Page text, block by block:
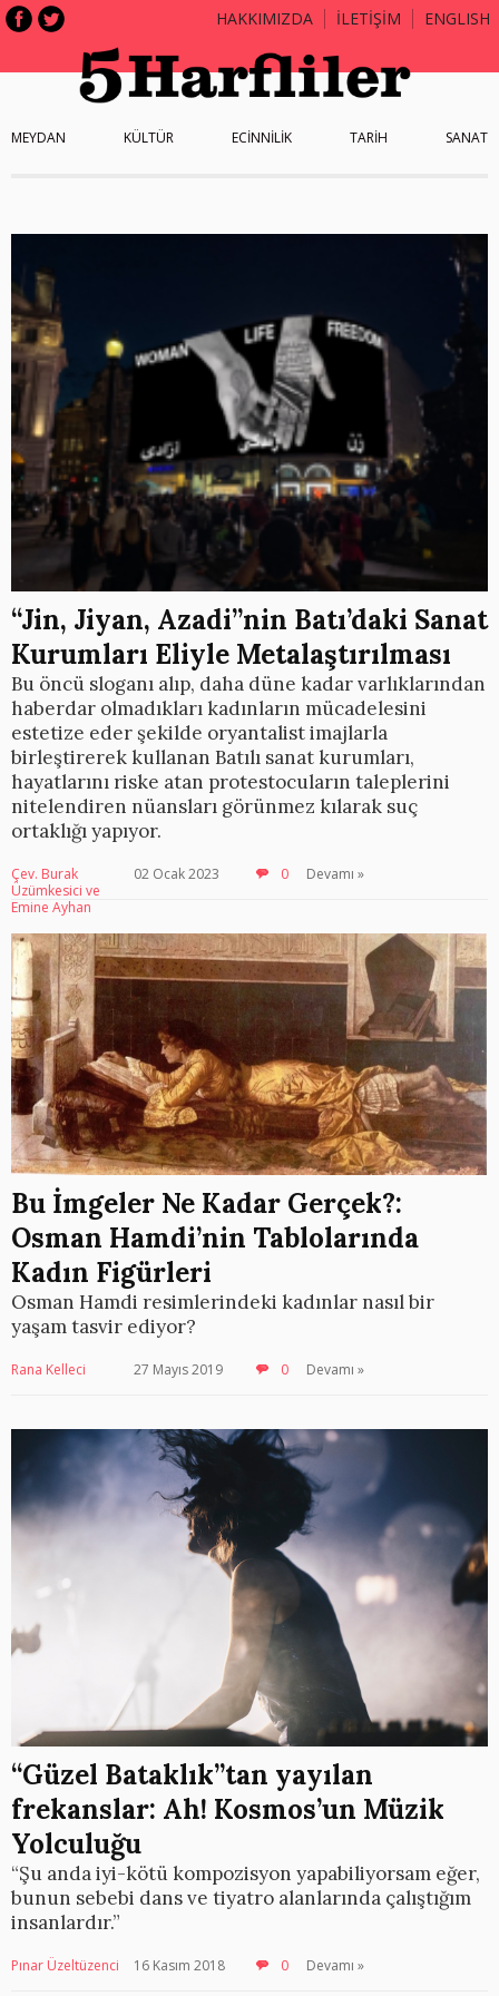
HAKKIMIZDA İLETİŞİM ENGLISH
MEYDAN KÜLTÜR ECİNNİLİK TARİH SANAT
“Jin, Jiyan, Azadi”nin Batı’daki Sanat
Kurumları Eliyle Metalaştırılması
Bu öncü sloganı alıp, daha düne kadar varlıklarından
haberdar olmadıkları kadınların mücadelesini
estetize eder şekilde oryantalist imajlarla
birleştirerek kullanan Batılı sanat kurumları,
hayatlarını riske atan protestocuların taleplerini
nitelendiren nüansları görünmez kılarak suç
ortaklığı yapıyor.
Çev. Burak
Üzümkesici ve
Emine Ayhan
02 Ocak 2023 0 Devamı »
Bu İmgeler Ne Kadar Gerçek?:
Osman Hamdi’nin Tablolarında
Kadın Figürleri
Osman Hamdi resimlerindeki kadınlar nasıl bir
yaşam tasvir ediyor?
Rana Kelleci 27 Mayıs 2019 0 Devamı »
“Güzel Bataklık”tan yayılan
frekanslar: Ah! Kosmos’un Müzik
Yolculuğu
“Şu anda iyi-kötü kompozisyon yapabiliyorsam eğer,
bunun sebebi dans ve tiyatro alanlarında çalıştığım
insanlardır.”
Pınar Üzeltüzenci 16 Kasım 2018 0 Devamı »